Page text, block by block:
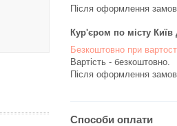
Після оформлення
Кур'єром по місту
Безкоштовно при
Вартість - безкоштовно.
Після оформлення
Способи оплати